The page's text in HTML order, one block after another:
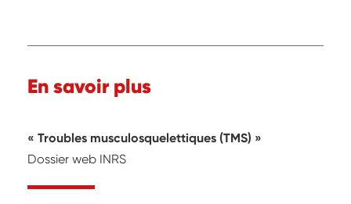
En savoir plus
Troubles musculosquelettiques (TMS)
Dossier web INRS